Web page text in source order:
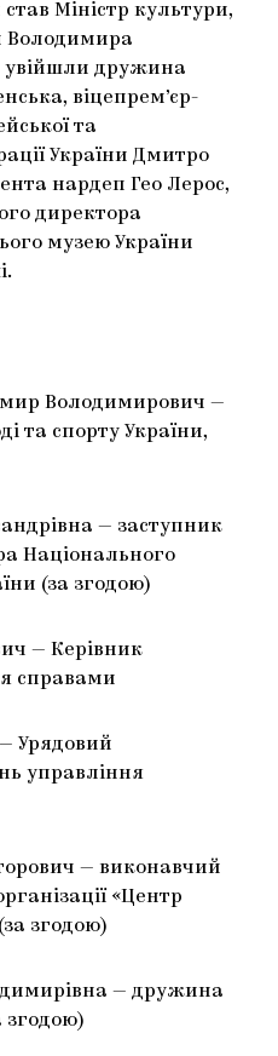
Міністр культури,
Володимира
увійшли дружина
віцепрем’єр-
та
України Дмитро
нардеп Гео Лерос,
директора
музею України
Володимирович —
та спорту України,
— заступник
Національного
(за згодою)
— Керівник
справами
Урядовий
управління
— виконавчий
«Центр
згодою)
— дружина
згодою)